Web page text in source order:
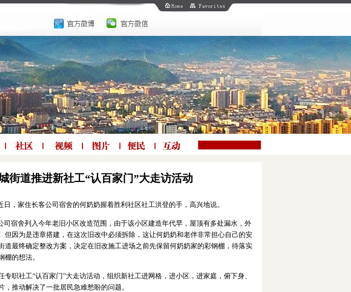
街道推进新社工“认百家门”大走访活动
，家住长客公司宿舍的何奶奶握着胜利社区社工洪登的手，高兴地说。
宿舍列入今年老旧小区改造范围，由于该小区建造年代早，屋顶有多处漏水，外
因为是违章搭建，在这次旧改中必须拆除，这让何奶奶和老伴非常担心自己的安
最终确定整改方案，决定在旧改施工进场之前先保留何奶奶家的彩钢棚，待落实
的想法。
职社工“认百家门”大走访活动，组织新社工进网格，进小区，进家庭，俯下身、
推动解决了一批居民急难愁盼的问题。